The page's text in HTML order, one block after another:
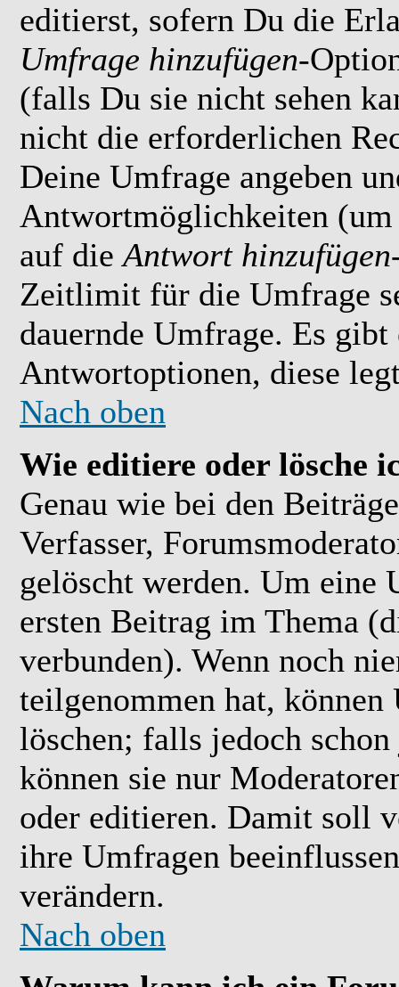
editierst, sofern Du die
Umfrage hinzufügen-
(falls Du sie nicht sehen
nicht die erforderlichen
Deine Umfrage angeben
Antwortmöglichkeiten
auf dieAntwort hinzufügen
Zeitlimit für die Umfrage
dauernde Umfrage. Es
Antwortoptionen, diese
Nach oben
Wie editiere oder lösche
Genau wie bei den
Verfasser,
gelöscht werden. Um eine
ersten Beitrag im Thema
verbunden). Wenn noch
teilgenommen hat,
löschen; falls jedoch
können sie nur
oder editieren. Damit soll
ihre Umfragen
verändern.
Nach oben